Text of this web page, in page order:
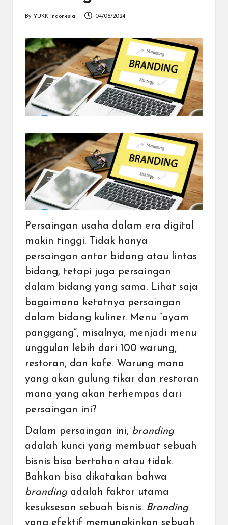
menerima
metode
pembayaran
mengirim
dana
berbagai
lebih
cepat,
mudah,
lebih
aman.
By YUKK Indonesia 04/06/2024
Persaingan usaha dalam era digital
makin tinggi. Tidak hanya
persaingan antar bidang atau lintas
bidang, tetapi juga persaingan
dalam bidang yang sama. Lihat saja
bagaimana ketatnya persaingan
dalam bidang kuliner. Menu “ayam
panggang”, misalnya, menjadi menu
unggulan lebih dari 100 warung,
restoran, dan kafe. Warung mana
yang akan gulung tikar dan restoran
mana yang akan terhempas dari
persaingan ini?
Dalam persaingan ini, branding
adalah kunci yang membuat sebuah
bisnis bisa bertahan atau tidak.
Bahkan bisa dikatakan bahwa
brandingadalah faktor utama
kesuksesan sebuah bisnis. Branding